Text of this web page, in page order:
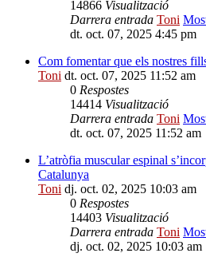
14866 Visualització
Darrera entrada Toni
dt. oct. 07, 2025 4:45 pm
Com fomentar que els nostres
Toni dt. oct. 07, 2025 11:52 am
0 Respostes
14414 Visualització
Darrera entrada Toni
dt. oct. 07, 2025 11:52 am
L’atròfia muscular espinal
Catalunya
Toni dj. oct. 02, 2025 10:03 am
0 Respostes
14403 Visualització
Darrera entrada Toni
dj. oct. 02, 2025 10:03 am